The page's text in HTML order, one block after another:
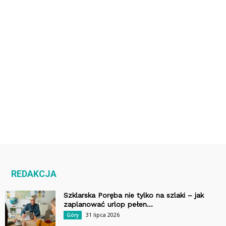
REDAKCJA
Szklarska Poręba nie tylko na szlaki – jak
zaplanować urlop pełen...
Góry 31 lipca 2026